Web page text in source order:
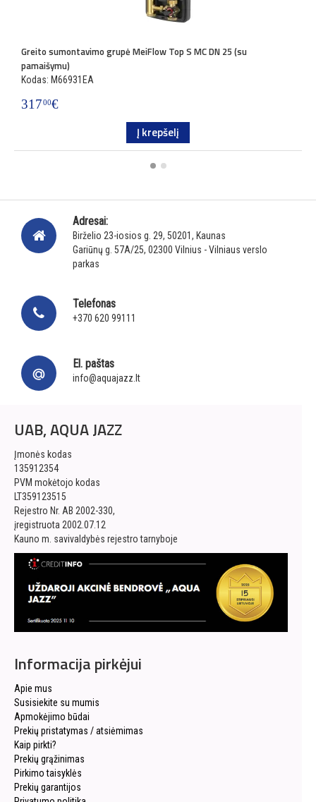
Greito sumontavimo grupė MeiFlow Top S MC DN 25 (su
pamaišymu)
Kodas: M66931EA
31700€
Į krepšelį
Adresai:
Birželio 23-iosios g. 29, 50201, Kaunas
Gariūnų g. 57A/25, 02300 Vilnius - Vilniaus verslo
parkas
Telefonas
+370 620 99111
El. paštas
info@aquajazz.lt
UAB, AQUA JAZZ
Įmonės kodas
135912354
PVM mokėtojo kodas
LT359123515
Rejestro Nr. AB 2002-330,
įregistruota 2002.07.12
Kauno m. savivaldybės rejestro tarnyboje
Informacija pirkėjui
Apie mus
Susisiekite su mumis
Apmokėjimo būdai
Prekių pristatymas / atsiėmimas
Kaip pirkti?
Prekių grąžinimas
Pirkimo taisyklės
Prekių garantijos